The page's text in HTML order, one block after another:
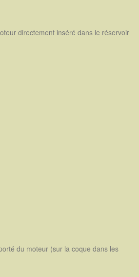
directement inséré dans le réservoir
du moteur (sur la coque dans les